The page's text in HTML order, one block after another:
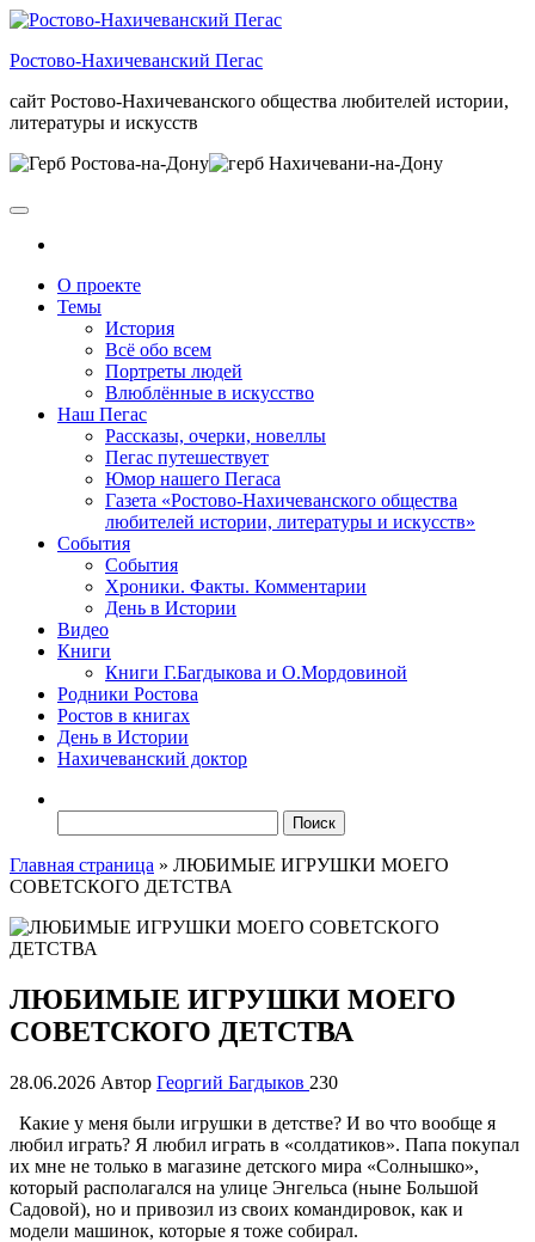
Skip
the
Ростово-Нахичеванский Пегас
сайт Ростово-Нахичеванского общества любителей истории,
литературы и искусств
О проекте
Темы
История
Всё обо всем
Портреты людей
Влюблённые в искусство
Наш Пегас
Рассказы, очерки, новеллы
Пегас путешествует
Юмор нашего Пегаса
Газета «Ростово-Нахичеванского общества
любителей истории, литературы и искусств»
События
События
Хроники. Факты. Комментарии
День в Истории
Видео
Книги
Книги Г.Багдыкова и О.Мордовиной
Родники Ростова
Ростов в книгах
День в Истории
Нахичеванский доктор
Главная страница » ЛЮБИМЫЕ ИГРУШКИ МОЕГО
СОВЕТСКОГО ДЕТСТВА
ЛЮБИМЫЕ ИГРУШКИ МОЕГО
СОВЕТСКОГО ДЕТСТВА
28.06.2026 Автор Георгий Багдыков 230
Какие у меня были игрушки в детстве? И во что вообще я
любил играть? Я любил играть в «солдатиков». Папа покупал
их мне не только в магазине детского мира «Солнышко»,
который располагался на улице Энгельса (ныне Большой
Садовой), но и привозил из своих командировок, как и
модели машинок, которые я тоже собирал.